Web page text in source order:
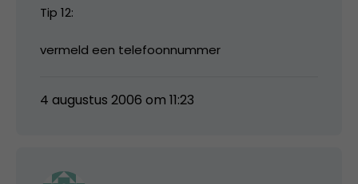
Tip 12:
vermeld een telefoonnummer
4 augustus 2006 om 11:23